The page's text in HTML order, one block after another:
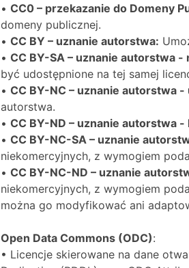
• CC0 – przekazanie do Domeny
domeny publicznej.
• CC BY – uznanie autorstwa:
• CC BY-SA – uznanie autorstwa
być udostępnione na tej samej
• CC BY-NC – uznanie autorstwa
autorstwa.
• CC BY-ND – uznanie autorstwa
• CC BY-NC-SA – uznanie
niekomercyjnych, z wymogiem
• CC BY-NC-ND – uznanie
niekomercyjnych, z wymogiem
można go modyfikować ani
Open Data Commons (ODC):
• Licencje skierowane na dane